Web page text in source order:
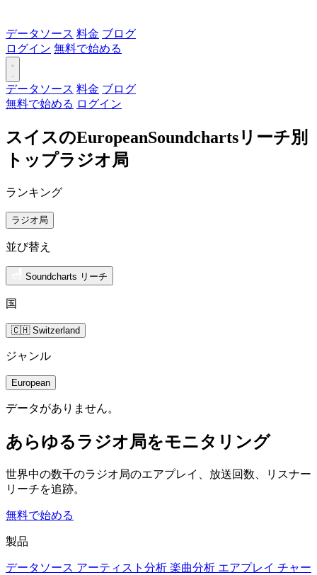
データソース 料金 ブログ
ログイン 無料で始める
データソース 料金 ブログ
無料で始める ログイン
スイスのEuropeanSoundchartsリーチ別
トップラジオ局
ランキング
ラジオ局
並び替え
Soundcharts リーチ
国
🇨🇭 Switzerland
ジャンル
European
データがありません。
あらゆるラジオ局をモニタリング
世界中の数千のラジオ局のエアプレイ、放送回数、リスナー
リーチを追跡。
無料で始める
製品
データソース アーティスト分析 楽曲分析 エアプレイ チャー